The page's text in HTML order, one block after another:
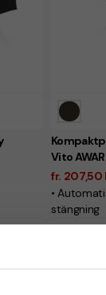
Vito
fr. 207,50
•
stängning